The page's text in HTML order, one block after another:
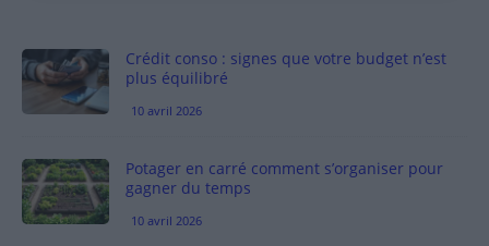
Crédit conso : signes que votre budget n’est
plus équilibré
10 avril 2026
Potager en carré comment s’organiser pour
gagner du temps
10 avril 2026